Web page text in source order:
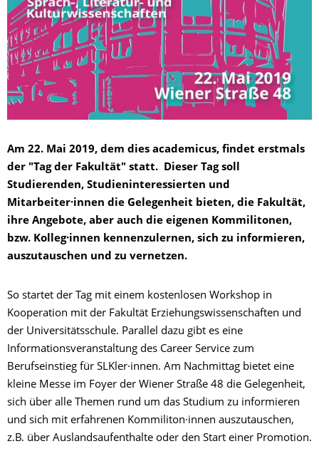
Am 22. Mai 2019, dem dies academicus, findet erstmals
der "Tag der Fakultät" statt. Dieser Tag soll
Studierenden, Studieninteressierten und
Mitarbeiter·innen die Gelegenheit bieten, die Fakultät,
ihre Angebote, aber auch die eigenen Kommilitonen,
bzw. Kolleg·innen kennenzulernen, sich zu informieren,
auszutauschen und zu vernetzen.
So startet der Tag mit einem kostenlosen Workshop in
Kooperation mit der Fakultät Erziehungswissenschaften und
der Universitätsschule. Parallel dazu gibt es eine
Informationsveranstaltung des Career Service zum
Berufseinstieg für SLKler·innen. Am Nachmittag bietet eine
kleine Messe im Foyer der Wiener Straße 48 die Gelegenheit,
sich über alle Themen rund um das Studium zu informieren
und sich mit erfahrenen Kommiliton·innen auszutauschen,
z.B. über Auslandsaufenthalte oder den Start einer Promotion.